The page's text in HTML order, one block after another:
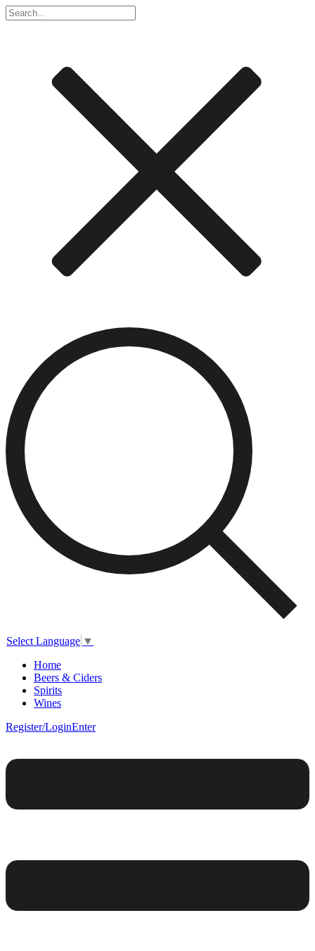
Select Language ▼
Home
Beers & Ciders
Spirits
Wines
Register/LoginEnter